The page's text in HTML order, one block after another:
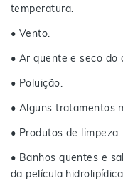
temperatura.
• Vento.
• Ar quente e seco do
• Poluição.
• Alguns tratamentos
• Produtos de limpeza.
• Banhos quentes e
da película